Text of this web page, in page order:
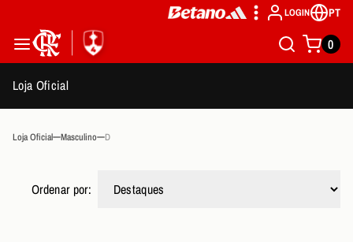
LOGIN PT
0
Loja Oficial
Loja Oficial Masculino D
Ordenar por: